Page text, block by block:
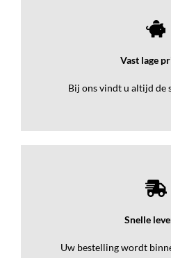
Vast lage
Bij ons vindt u altijd de
Snelle
Uw bestelling wordt